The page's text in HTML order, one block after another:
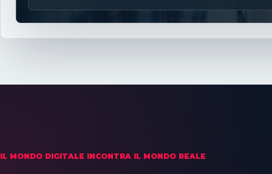
IL MONDO DIGITALE INCONTRA IL MONDO REALE